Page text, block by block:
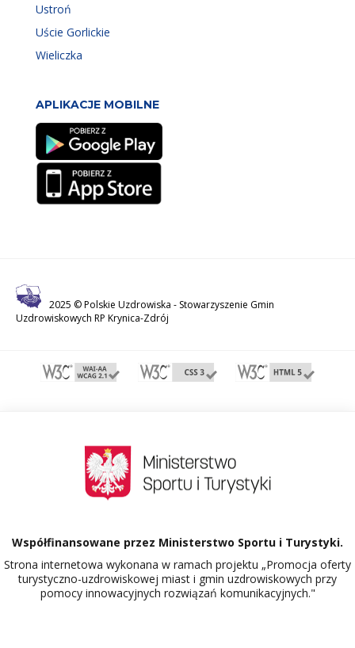
Ustroń
Uście Gorlickie
Wieliczka
APLIKACJE MOBILNE
2025 © Polskie Uzdrowiska - Stowarzyszenie Gmin
Uzdrowiskowych RP Krynica-Zdrój
Współfinansowane przez Ministerstwo Sportu i Turystyki.
Strona internetowa wykonana w ramach projektu „Promocja oferty
turystyczno-uzdrowiskowej miast i gmin uzdrowiskowych przy
pomocy innowacyjnych rozwiązań komunikacyjnych."